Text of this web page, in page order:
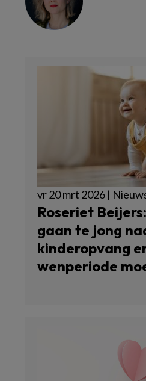
vr 20 mrt 2026 |
Roseriet
gaan te jong
kinderopvang
wenperiode